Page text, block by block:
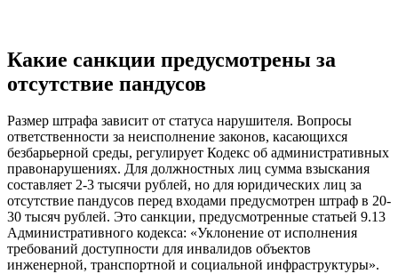
Какие санкции предусмотрены за
отсутствие пандусов
Размер штрафа зависит от статуса нарушителя. Вопросы
ответственности за неисполнение законов, касающихся
безбарьерной среды, регулирует Кодекс об административных
правонарушениях. Для должностных лиц сумма взыскания
составляет 2-3 тысячи рублей, но для юридических лиц за
отсутствие пандусов перед входами предусмотрен штраф в 20-
30 тысяч рублей. Это санкции, предусмотренные статьей 9.13
Административного кодекса: «Уклонение от исполнения
требований доступности для инвалидов объектов
инженерной, транспортной и социальной инфраструктуры».